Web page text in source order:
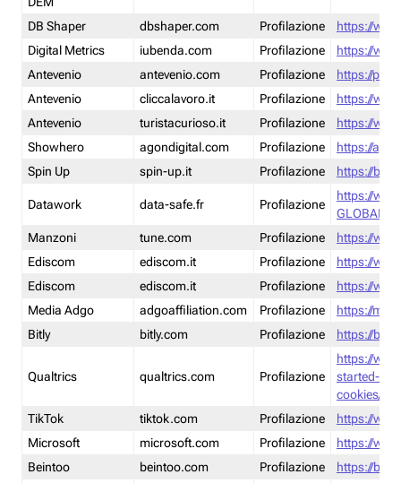
DB Shaper
dbshaper.com Profilazione
https://
Digital Metrics
iubenda.com Profilazione
https://
Antevenio
antevenio.com Profilazione
https://
Antevenio
cliccalavoro.it Profilazione
https://
Antevenio
turistacurioso.it Profilazione
https://
Showhero
agondigital.com Profilazione
https://
Spin Up
spin-up.it Profilazione https://
Datawork data-safe.fr Profilazione
https://
GLOBAL-
Manzoni
tune.com Profilazione
https://
Ediscom
ediscom.it Profilazione
https://
Ediscom
ediscom.it Profilazione
https://
Media Adgo
adgoaffiliation.com Profilazione
https://
Bitly
bitly.com Profilazione https://
Qualtrics qualtrics.com Profilazione
https://
started-
cookies/
TikTok
tiktok.com Profilazione
https://
Microsoft
microsoft.com Profilazione
https://
Beintoo
beintoo.com Profilazione
https://